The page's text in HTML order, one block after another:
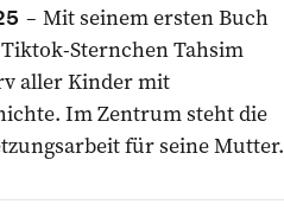
Mit seinem ersten Buch
Sternchen Tahsim
aller Kinder mit
Im Zentrum steht die
für seine Mutter.